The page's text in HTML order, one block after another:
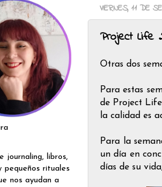
VIERNES, 11 DE
Project Life
Otras dos
Para estas
de Project
la calidad es
Para la
un día en
días de su
journaling, libros,
pequeños rituales
nos ayudan a